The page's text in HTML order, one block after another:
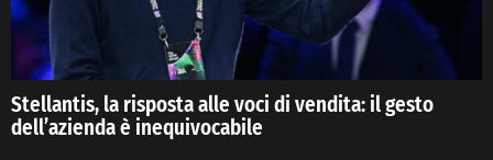
Stellantis, la risposta alle voci di vendita: il gesto
dell’azienda è inequivocabile